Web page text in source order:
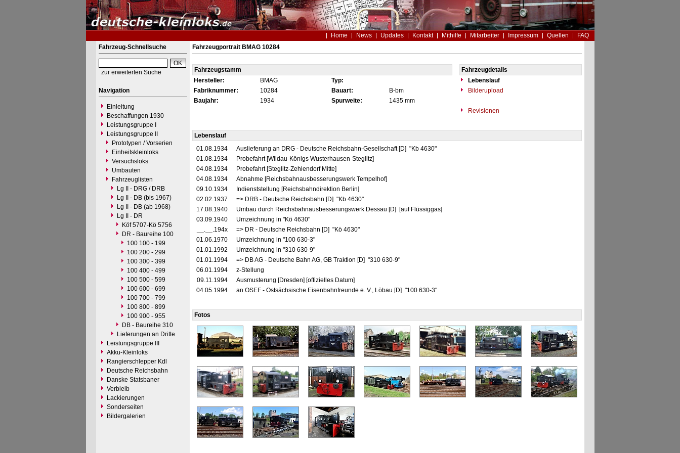
Home News Updates Kontakt Mithilfe Mitarbeiter Impressum Quellen
FAQ
Fahrzeug-Schnellsuche
zur erweiterten Suche
Navigation
Einleitung
Beschaffungen 1930
Leistungsgruppe I
Leistungsgruppe II
Prototypen / Vorserien
Einheitskleinloks
Versuchsloks
Umbauten
Fahrzeuglisten
Lg II - DRG / DRB
Lg II - DB (bis 1967)
Lg II - DB (ab 1968)
Lg II - DR
Köf 5707-Kö 5756
DR - Baureihe 100
100 100 - 199
100 200 - 299
100 300 - 399
100 400 - 499
100 500 - 599
100 600 - 699
100 700 - 799
100 800 - 899
100 900 - 955
DB - Baureihe 310
Lieferungen an Dritte
Leistungsgruppe III
Akku-Kleinloks
Rangierschlepper Kdl
Deutsche Reichsbahn
Danske Statsbaner
Verbleib
Lackierungen
Sonderseiten
Bildergalerien
Fahrzeugportrait BMAG 10284
Fahrzeugstamm
Fahrzeugdetails
Hersteller:
BMAG Typ:
Lebenslauf
Fabriknummer:
10284 Bauart: B-bm
Bilderupload
Baujahr:
1934 Spurweite:
1435 mm
Revisionen
Lebenslauf
01.08.1934
Auslieferung an DRG - Deutsche Reichsbahn-Gesellschaft [D] "Kb 4630"
01.08.1934
Probefahrt [Wildau-Königs Wusterhausen-Steglitz]
04.08.1934
Probefahrt [Steglitz-Zehlendorf Mitte]
04.08.1934
Abnahme [Reichsbahnausbesserungswerk Tempelhof]
09.10.1934
Indienststellung [Reichsbahndirektion Berlin]
02.02.1937
=> DRB - Deutsche Reichsbahn [D] "Kb 4630"
17.08.1940
Umbau durch Reichsbahnausbesserungswerk Dessau [D] [auf Flüssiggas]
03.09.1940
Umzeichnung in "Kö 4630"
__.__.194x
=> DR - Deutsche Reichsbahn [D] "Kö 4630"
01.06.1970
Umzeichnung in "100 630-3"
01.01.1992
Umzeichnung in "310 630-9"
01.01.1994
=> DB AG - Deutsche Bahn AG, GB Traktion [D] "310 630-9"
06.01.1994
z-Stellung
09.11.1994
Ausmusterung [Dresden] [offizielles Datum]
04.05.1994
an OSEF - Ostsächsische Eisenbahnfreunde e. V., Löbau [D] "100 630-3"
Fotos